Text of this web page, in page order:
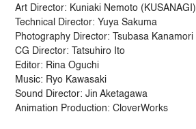
Art Director: Kuniaki Nemoto (KUSANAGI)
Technical Director: Yuya Sakuma
Photography Director: Tsubasa Kanamori
CG Director: Tatsuhiro Ito
Editor: Rina Oguchi
Music: Ryo Kawasaki
Sound Director: Jin Aketagawa
Animation Production: CloverWorks